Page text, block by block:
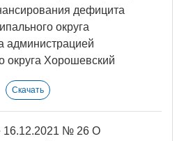
дефицита
округа
администрацией
округа Хорошевский
Скачать
16.12.2021 № 26 О